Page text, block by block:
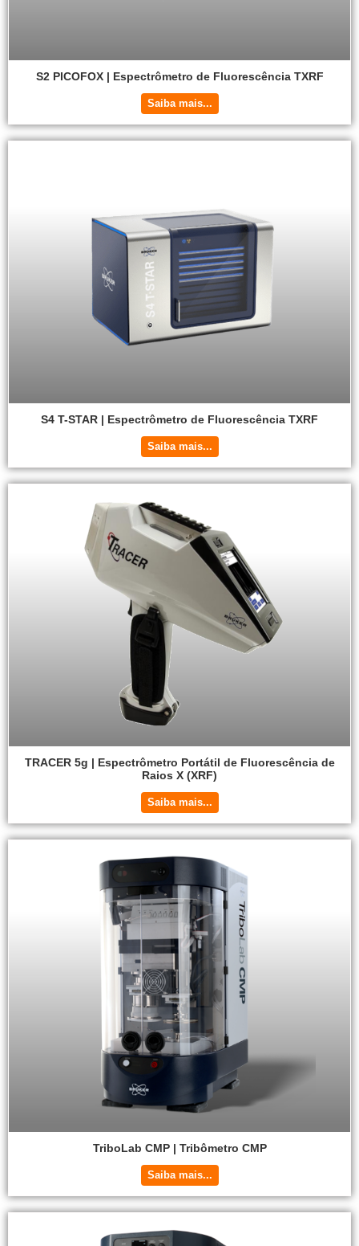
S2 PICOFOX | Espectrômetro de Fluorescência TXRF
Saiba mais...
S4 T-STAR | Espectrômetro de Fluorescência TXRF
Saiba mais...
TRACER 5g | Espectrômetro Portátil de Fluorescência de
Raios X (XRF)
Saiba mais...
TriboLab CMP | Tribômetro CMP
Saiba mais...